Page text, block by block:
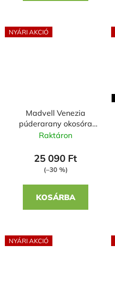
NYÁRI AKCIÓ
Madvell Venezia
púderarany okosóra
szilikon szíjjal
Raktáron
25 090 Ft
(–30 %)
KOSÁRBA
NYÁRI AKCIÓ